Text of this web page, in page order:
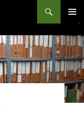
Instituto Alavés de la Naturaleza – Arabako Natur Institutua